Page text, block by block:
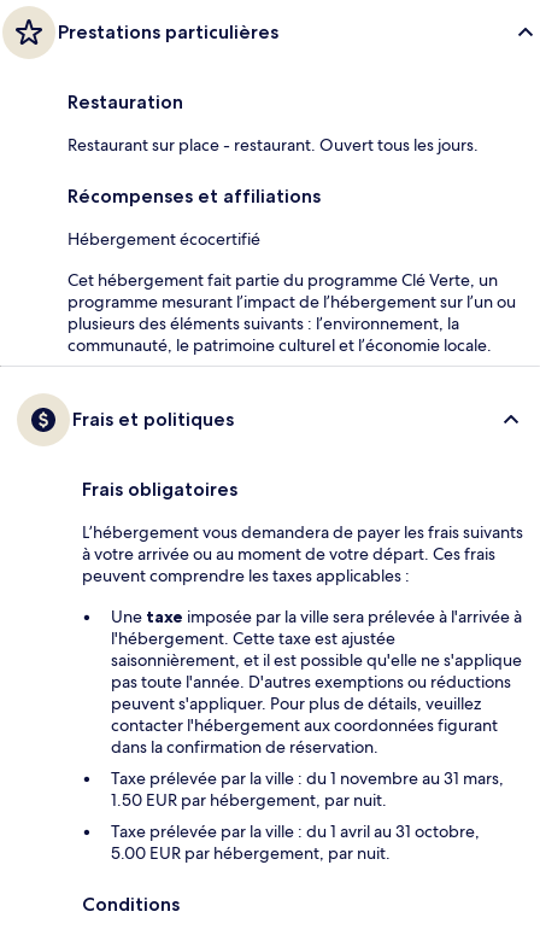
Prestations particulières
Restauration
Restaurant sur place - restaurant. Ouvert tous les jours.
Récompenses et affiliations
Hébergement écocertifié
Cet hébergement fait partie du programme Clé Verte, un
programme mesurant l’impact de l’hébergement sur l’un ou
plusieurs des éléments suivants : l’environnement, la
communauté, le patrimoine culturel et l’économie locale.
Frais et politiques
Frais obligatoires
L’hébergement vous demandera de payer les frais suivants
à votre arrivée ou au moment de votre départ. Ces frais
peuvent comprendre les taxes applicables :
Une taxe imposée par la ville sera prélevée à l'arrivée à
l'hébergement. Cette taxe est ajustée
saisonnièrement, et il est possible qu'elle ne s'applique
pas toute l'année. D'autres exemptions ou réductions
peuvent s'appliquer. Pour plus de détails, veuillez
contacter l'hébergement aux coordonnées figurant
dans la confirmation de réservation.
Taxe prélevée par la ville : du 1 novembre au 31 mars,
1.50 EUR par hébergement, par nuit.
Taxe prélevée par la ville : du 1 avril au 31 octobre,
5.00 EUR par hébergement, par nuit.
Conditions